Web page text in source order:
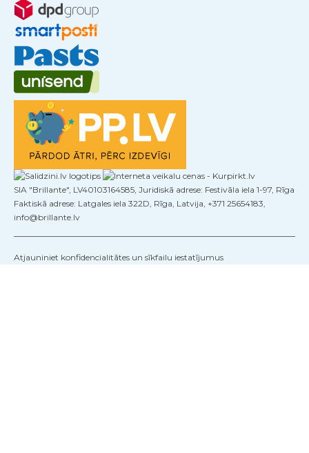
SIA "Brillante", LV40103164585, Juridiskā adrese: Festivāla iela 1-97, Rīga
Faktiskā adrese: Latgales iela 322D, Rīga, Latvija, +371 25654183,
info@brillante.lv
Atjauniniet konfidencialitātes un sīkfailu iestatījumus